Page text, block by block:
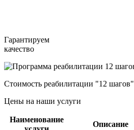
Гарантируем
качество
Стоимость реабилитации "12 шагов"
Цены на наши услуги
Наименование
Описание